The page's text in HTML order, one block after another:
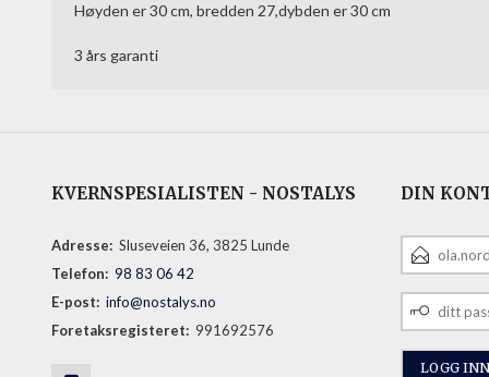
Høyden er 30 cm, bredden 27,dybden er 30 cm
3 års garanti
KVERNSPESIALISTEN - NOSTALYS
Adresse: Sluseveien 36, 3825 Lunde
Telefon: 98 83 06 42
E-post: info@nostalys.no
Foretaksregisteret: 991692576
DIN
PASSORD